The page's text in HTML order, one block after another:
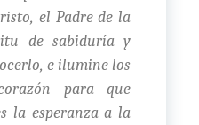
el Padre de la
de sabiduría y
e ilumine los
para que
la esperanza a la